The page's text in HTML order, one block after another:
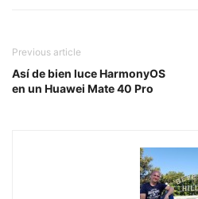
Previous article
Así de bien luce HarmonyOS
en un Huawei Mate 40 Pro